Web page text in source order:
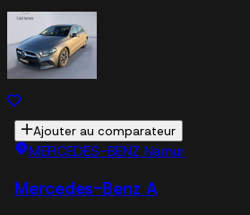
Ajouter au comparateur
MERCEDES-BENZ Namur
Mercedes-Benz A